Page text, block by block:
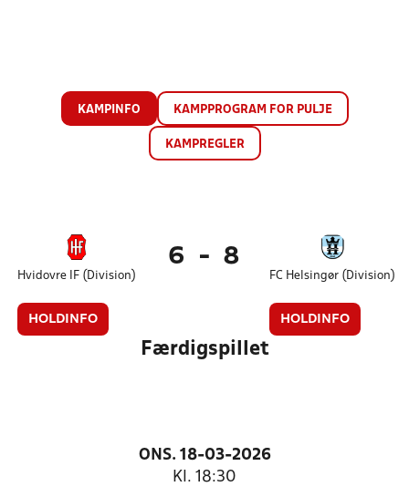
KAMPINFO KAMPPROGRAM FOR PULJE
KAMPREGLER
Hvidovre IF (Division)
HOLDINFO
6 - 8
FC Helsingør (Division)
HOLDINFO
Færdigspillet
ONS. 18-03-2026
Kl. 18:30